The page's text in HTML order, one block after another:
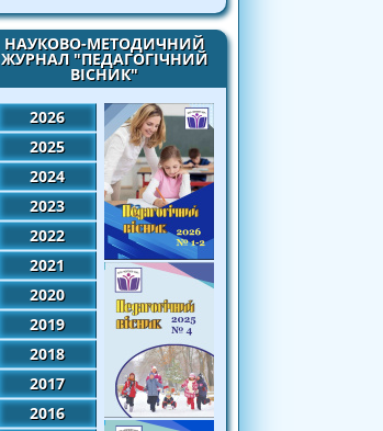
НАУКОВО-МЕТОДИЧНИЙ
ЖУРНАЛ "ПЕДАГОГІЧНИЙ
ВІСНИК"
2026
2025
2024
2023
2022
2021
2020
2019
2018
2017
2016